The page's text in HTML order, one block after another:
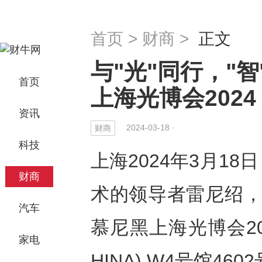
首页
资讯
科技
财商
汽车
家电
首页 > 财商 > 正文
与"光"同行，"
上海光博会2024
财商 2024-03-18 ·
上海2024年3月18
术的领导者雷尼绍
慕尼黑上海光博会